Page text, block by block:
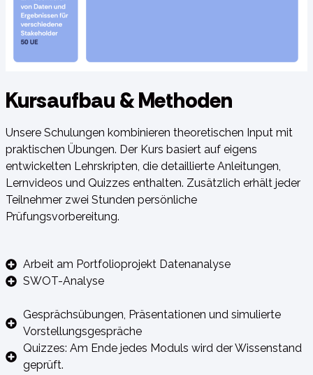
Kursaufbau & Methoden
Unsere Schulungen kombinieren theoretischen Input mit
praktischen Übungen. Der Kurs basiert auf eigens
entwickelten Lehrskripten, die detaillierte Anleitungen,
Lernvideos und Quizzes enthalten. Zusätzlich erhält jeder
Teilnehmer zwei Stunden persönliche
Prüfungsvorbereitung.
Arbeit am Portfolioprojekt Datenanalyse
SWOT-Analyse
Gesprächsübungen, Präsentationen und simulierte
Vorstellungsgespräche
Quizzes: Am Ende jedes Moduls wird der Wissenstand
geprüft.